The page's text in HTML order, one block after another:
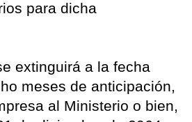
para dicha
extinguirá a la fecha
meses de anticipación,
al Ministerio o bien,